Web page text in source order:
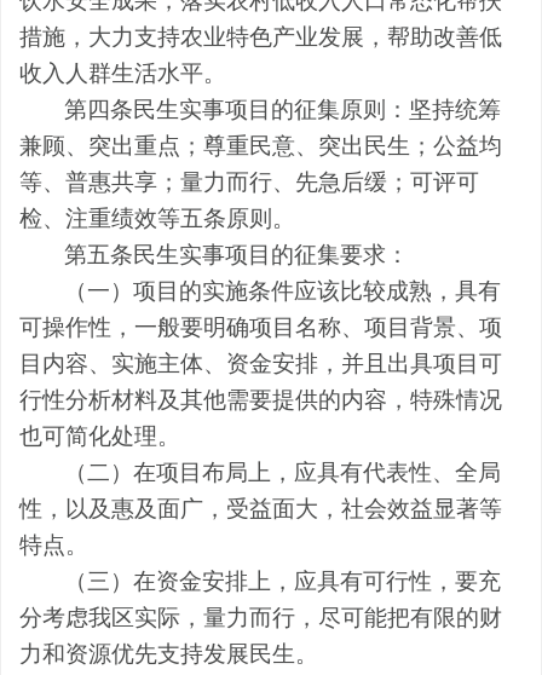
措施，大力支持农业特色产业发展，帮助改善低
收入人群生活水平。
第四条民生实事项目的征集原则：坚持统筹
兼顾、突出重点；尊重民意、突出民生；公益均
等、普惠共享；量力而行、先急后缓；可评可
检、注重绩效等五条原则。
第五条民生实事项目的征集要求：
（一）项目的实施条件应该比较成熟，具有
可操作性，一般要明确项目名称、项目背景、项
目内容、实施主体、资金安排，并且出具项目可
行性分析材料及其他需要提供的内容，特殊情况
也可简化处理。
（二）在项目布局上，应具有代表性、全局
性，以及惠及面广，受益面大，社会效益显著等
特点。
（三）在资金安排上，应具有可行性，要充
分考虑我区实际，量力而行，尽可能把有限的财
力和资源优先支持发展民生。